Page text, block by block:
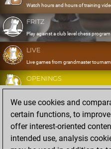
Watch hours and hours of training
FRITZ
Play against a club level chess
LIVE
Live games from grandmaster
OPENINGS
Develop and exercise your openings
DATABASE
Eight million strong games
MYGAMES
Store and analyse your own games in
We use cookies and
certain functions, to
offer interest-oriented
intended use, analysis